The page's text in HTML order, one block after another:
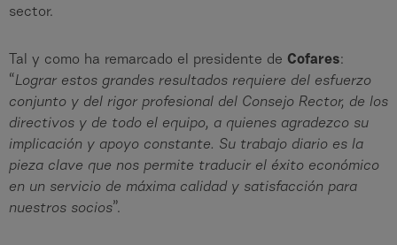
sector.
Tal y como ha remarcado el presidente de Cofares:
“Lograr estos grandes resultados requiere del esfuerzo
conjunto y del rigor profesional del Consejo Rector, de los
directivos y de todo el equipo, a quienes agradezco su
implicación y apoyo constante. Su trabajo diario es la
pieza clave que nos permite traducir el éxito económico
en un servicio de máxima calidad y satisfacción para
nuestros socios”.